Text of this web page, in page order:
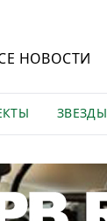
НОВОСТИ
ЗВЕЗДЫ